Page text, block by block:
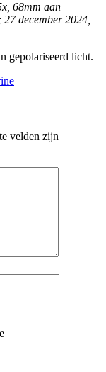
68mm aan
december 2024,
gepolariseerd licht.
velden zijn